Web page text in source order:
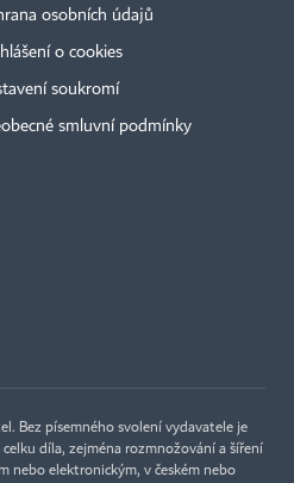
osobních údajů
o cookies
soukromí
smluvní podmínky
Bez písemného svolení vydavatele je
díla, zejména rozmnožování a šíření
nebo elektronickým, v českém nebo